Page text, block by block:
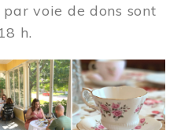
voie de dons sont
h.